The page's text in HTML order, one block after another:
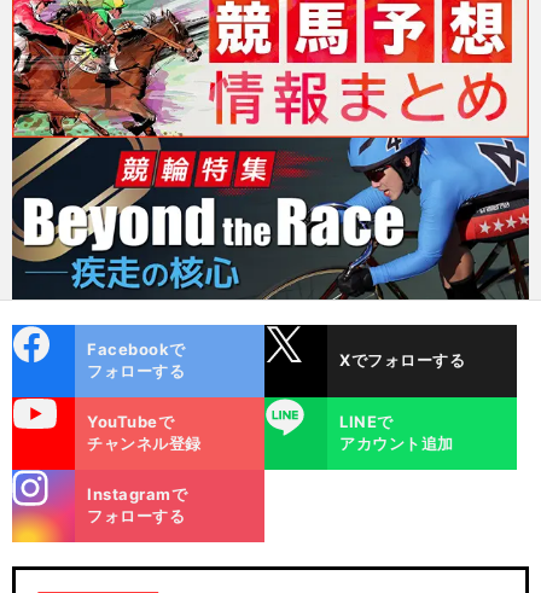
ok
Facebookで
フォローする
Xでフォローする
YouTubeで
チャンネル登録
LINE
LINEで
アカウント追加
m
Instagramで
フォローする